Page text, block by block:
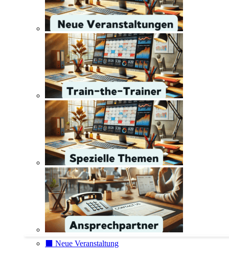
⬛️ Neue Veranstaltung